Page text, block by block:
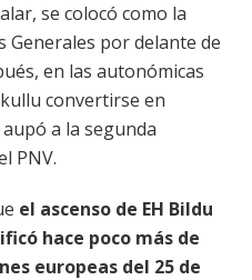
se colocó como la
Generales por delante de
en las autonómicas
convertirse en
a la segunda
PNV.
el ascenso de EH Bildu
hace poco más de
europeas del 25 de